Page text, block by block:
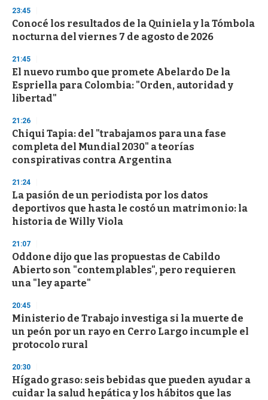
s
e
c
o
d
s
23:45
Conocé los resultados de la Quiniela y la Tómbola
nocturna del viernes 7 de agosto de 2026
21:45
El nuevo rumbo que promete Abelardo De la
Espriella para Colombia: "Orden, autoridad y
libertad"
21:26
Chiqui Tapia: del "trabajamos para una fase
completa del Mundial 2030" a teorías
conspirativas contra Argentina
21:24
La pasión de un periodista por los datos
deportivos que hasta le costó un matrimonio: la
historia de Willy Viola
21:07
Oddone dijo que las propuestas de Cabildo
Abierto son "contemplables", pero requieren
una "ley aparte"
20:45
Ministerio de Trabajo investiga si la muerte de
un peón por un rayo en Cerro Largo incumple el
protocolo rural
20:30
Hígado graso: seis bebidas que pueden ayudar a
cuidar la salud hepática y los hábitos que las